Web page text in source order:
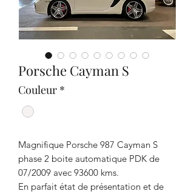
Porsche Cayman S
Couleur *
Magnifique Porsche 987 Cayman S
phase 2 boite automatique PDK de
07/2009 avec 93600 kms.
En parfait état de présentation et de